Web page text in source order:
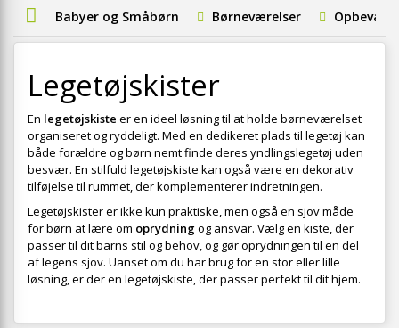
Babyer og Småbørn Børneværelser
Legetøjskister
En legetøjskiste er en ideel løsning til at holde børneværelset
organiseret og ryddeligt. Med en dedikeret plads til legetøj kan
både forældre og børn nemt finde deres yndlingslegetøj uden
besvær. En stilfuld legetøjskiste kan også være en dekorativ
tilføjelse til rummet, der komplementerer indretningen.
Legetøjskister er ikke kun praktiske, men også en sjov måde
for børn at lære om oprydningog ansvar. Vælg en kiste, der
passer til dit barns stil og behov, og gør oprydningen til en del
af legens sjov. Uanset om du har brug for en stor eller lille
løsning, er der en legetøjskiste, der passer perfekt til dit hjem.